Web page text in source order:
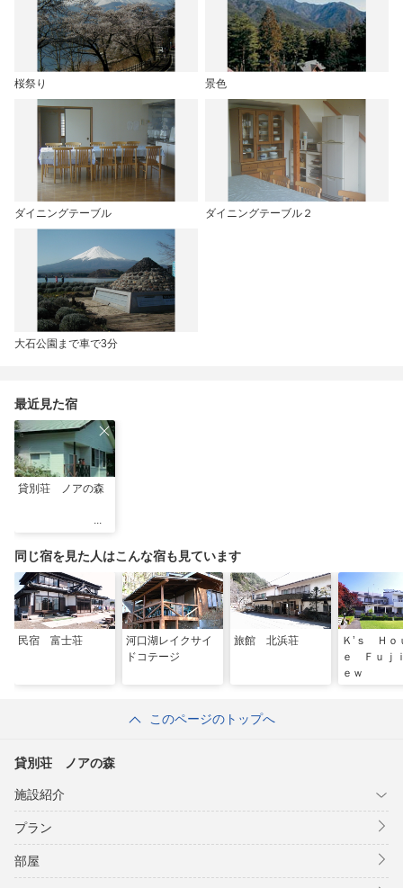
桜祭り 景色
ダイニングテーブル ダイニングテーブル２
大石公園まで車で3分
最近見た宿
貸別荘 ノアの森
同じ宿を見た人はこんな宿も見ています
民宿 富士荘
河口湖レイクサイ
ドコテージ
旅館 北浜荘
Ｋ’ｓ Ｈｏ
ｅ Ｆｕｊ
ｅｗ
このページのトップへ
貸別荘 ノアの森
施設紹介
プラン
部屋